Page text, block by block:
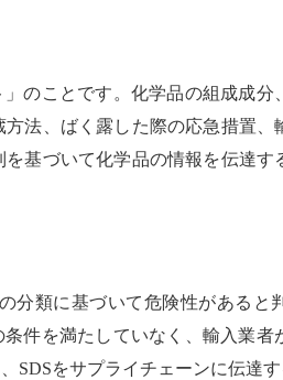
のことです。化学品の組成成分
法、ばく露した際の応急措置、
基づいて化学品の情報を伝達す
の分類に基づいて危険性があると
件を満たしていなく、輸入業者
SDSをサプライチェーンに伝達す